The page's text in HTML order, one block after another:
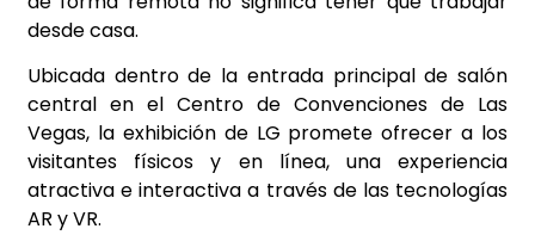
desde casa.
Ubicada dentro de la entrada principal de salón
central en el Centro de Convenciones de Las
Vegas, la exhibición de LG promete ofrecer a los
visitantes físicos y en línea, una experiencia
atractiva e interactiva a través de las tecnologías
AR y VR.